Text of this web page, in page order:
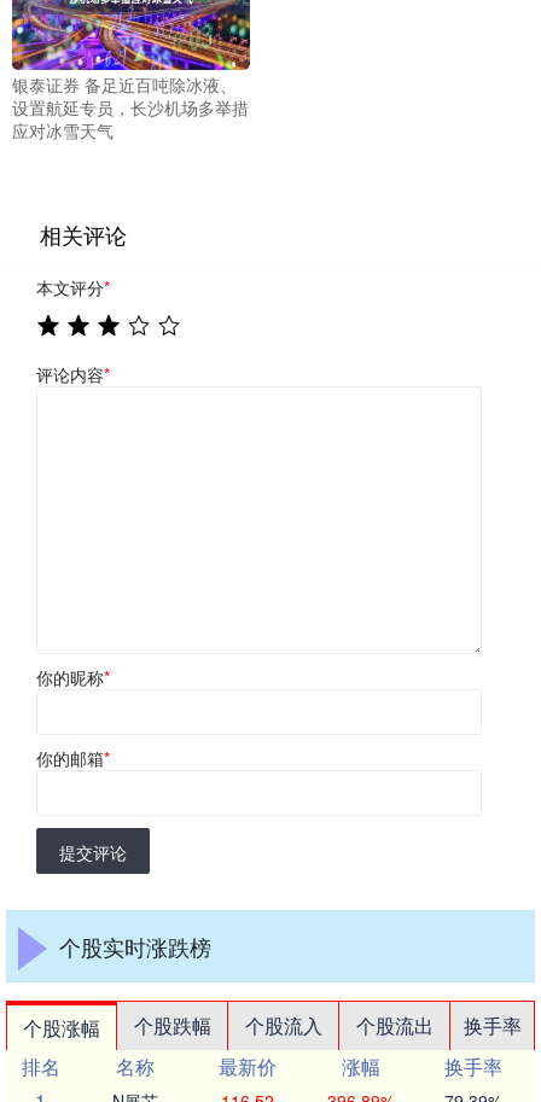
银泰证券 备足近百吨除冰液、
设置航延专员，长沙机场多举措
应对冰雪天气
相关评论
本文评分*
评论内容*
你的昵称*
你的邮箱*
提交评论
个股实时涨跌榜
个股涨幅 个股跌幅 个股流入 个股流出
换手率
排名
名称 最新价 涨幅
换手率